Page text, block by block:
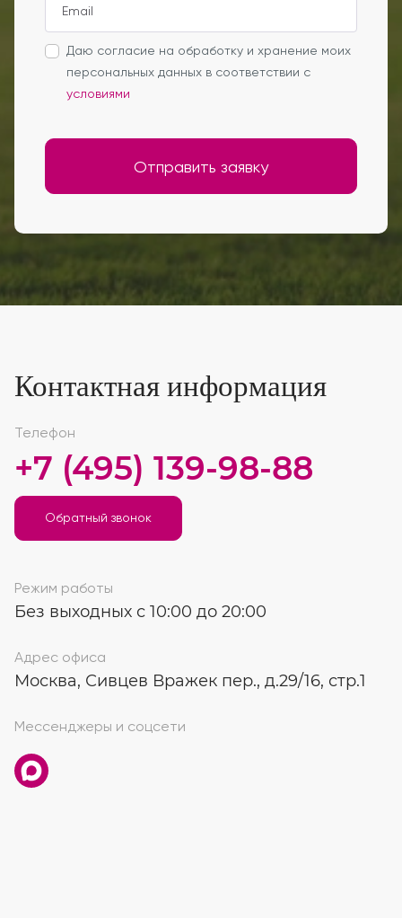
Даю согласие на обработку и хранение моих
персональных данных в соответствии с
условиями
Отправить заявку
Контактная информация
Телефон
+7 (495) 139-98-88
Обратный звонок
Режим работы
Без выходных с 10:00 до 20:00
Адрес офиса
Москва, Сивцев Вражек пер., д.29/16, стр.1
Мессенджеры и соцсети